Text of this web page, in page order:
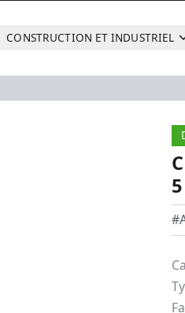
CONSTRUCTION ET INDUSTRIEL